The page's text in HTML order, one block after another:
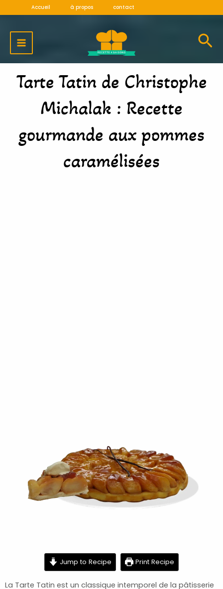
contenu
Accueil à propos contact
MENU
Tarte Tatin de Christophe
Michalak : Recette
gourmande aux pommes
caramélisées
Jump to Recipe Print Recipe
La Tarte Tatin est un classique intemporel de la pâtisserie
minutes minutes